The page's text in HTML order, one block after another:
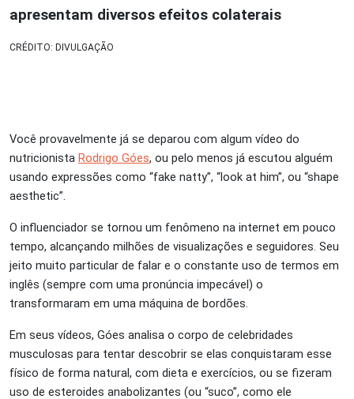
apresentam diversos efeitos colaterais
CRÉDITO: DIVULGAÇÃO
Você provavelmente já se deparou com algum vídeo do
nutricionista Rodrigo Góes, ou pelo menos já escutou alguém
usando expressões como “fake natty”, “look at him”, ou “shape
aesthetic”.
O influenciador se tornou um fenômeno na internet em pouco
tempo, alcançando milhões de visualizações e seguidores. Seu
jeito muito particular de falar e o constante uso de termos em
inglês (sempre com uma pronúncia impecável) o
transformaram em uma máquina de bordões.
Em seus vídeos, Góes analisa o corpo de celebridades
musculosas para tentar descobrir se elas conquistaram esse
físico de forma natural, com dieta e exercícios, ou se fizeram
uso de esteroides anabolizantes (ou “suco”, como ele